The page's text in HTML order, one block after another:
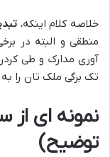
خلاصه کلام اینکه،
منطقی و البته در
آوری مدارک و طی
تک برگی ملک تان را
نمونه ای
توضیح)